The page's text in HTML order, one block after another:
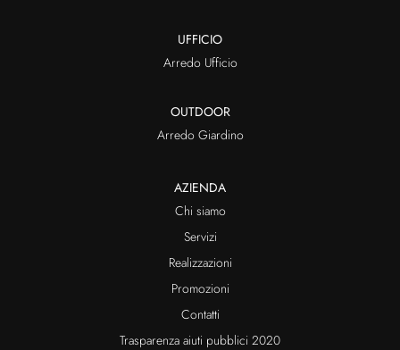
UFFICIO
Arredo Ufficio
OUTDOOR
Arredo Giardino
AZIENDA
Chi siamo
Servizi
Realizzazioni
Promozioni
Contatti
Trasparenza aiuti pubblici 2020